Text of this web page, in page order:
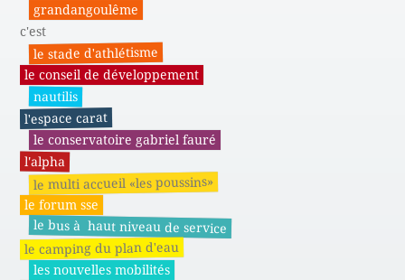
grandangoulême
c'est
le stade d'athlétisme
le conseil de développement
nautilis
l'espace carat
le conservatoire gabriel fauré
l'alpha
le multi accueil «les poussins»
le forum sse
le bus à haut niveau de service
le camping du plan d'eau
les nouvelles mobilités